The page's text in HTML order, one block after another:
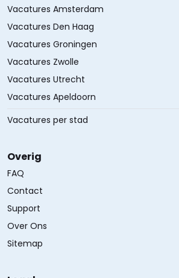
Vacatures Amsterdam
Vacatures Den Haag
Vacatures Groningen
Vacatures Zwolle
Vacatures Utrecht
Vacatures Apeldoorn
Vacatures per stad
Overig
FAQ
Contact
Support
Over Ons
Sitemap